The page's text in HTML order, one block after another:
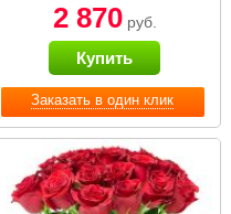
Заказать в один клик
2 870руб.
Купить